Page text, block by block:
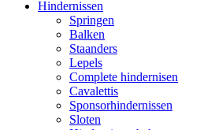
Hindernissen
Springen
Balken
Staanders
Lepels
Complete hindernisen
Cavalettis
Sponsorhindernissen
Sloten